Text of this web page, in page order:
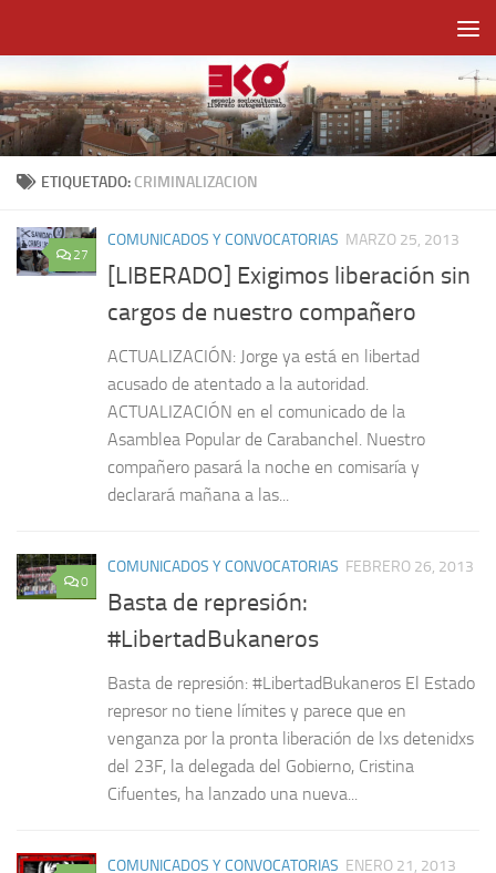
ETIQUETADO: CRIMINALIZACION
27
COMUNICADOS Y CONVOCATORIAS MARZO 25, 2013
[LIBERADO] Exigimos liberación sin
cargos de nuestro compañero
ACTUALIZACIÓN: Jorge ya está en libertad
acusado de atentado a la autoridad.
ACTUALIZACIÓN en el comunicado de la
Asamblea Popular de Carabanchel. Nuestro
compañero pasará la noche en comisaría y
declarará mañana a las...
0
COMUNICADOS Y CONVOCATORIAS FEBRERO 26, 2013
Basta de represión:
#LibertadBukaneros
Basta de represión: #LibertadBukaneros El Estado
represor no tiene límites y parece que en
venganza por la pronta liberación de lxs detenidxs
del 23F, la delegada del Gobierno, Cristina
Cifuentes, ha lanzado una nueva...
COMUNICADOS Y CONVOCATORIAS ENERO 21, 2013